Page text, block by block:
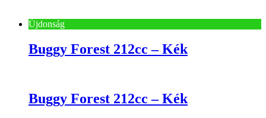
Újdonság
Buggy Forest 212cc – Kék
Buggy Forest 212cc – Kék